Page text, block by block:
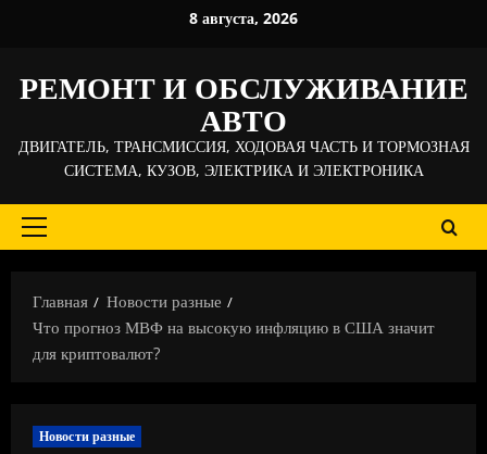
8 августа, 2026
РЕМОНТ И ОБСЛУЖИВАНИЕ
АВТО
ДВИГАТЕЛЬ, ТРАНСМИССИЯ, ХОДОВАЯ ЧАСТЬ И ТОРМОЗНАЯ
СИСТЕМА, КУЗОВ, ЭЛЕКТРИКА И ЭЛЕКТРОНИКА
Основное
Главная
Новости разные
Что прогноз МВФ на высокую инфляцию в США значит
для криптовалют?
Новости разные